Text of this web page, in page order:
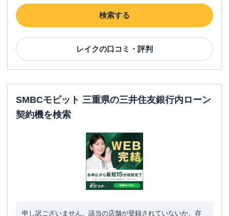
検索する
レイクの口コミ・評判
SMBCモビット 三重県の三井住友銀行内ローン
契約機を検索
申し訳ございません。該当の店舗が登録されていないか、存